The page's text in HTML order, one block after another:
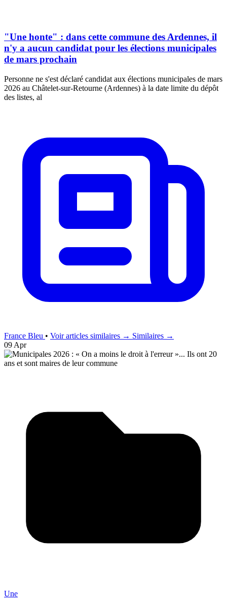
"Une honte" : dans cette commune des Ardennes, il
n'y a aucun candidat pour les élections municipales
de mars prochain
Personne ne s'est déclaré candidat aux élections municipales de mars
2026 au Châtelet-sur-Retourne (Ardennes) à la date limite du dépôt
des listes, al
France Bleu • Voir articles similaires → Similaires →
09 Apr
Une